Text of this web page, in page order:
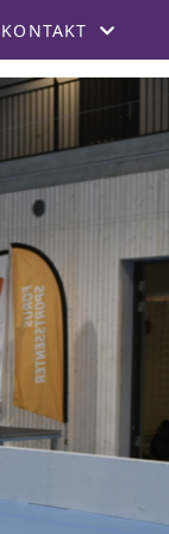
KONTAKT
KONTAKT
STYRET
REFUSJON FOR